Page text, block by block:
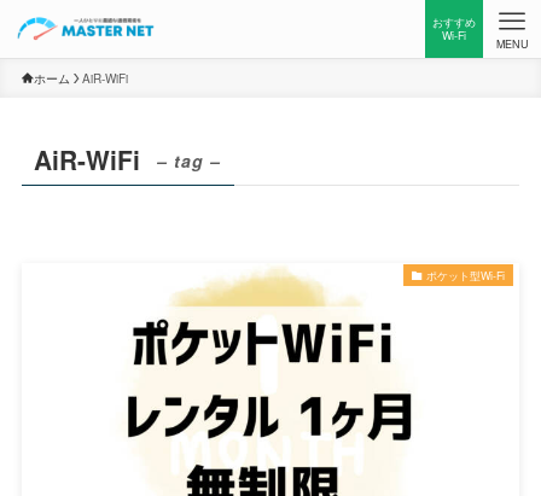
おすすめ
Wi-Fi
MENU
ホーム AiR-WiFi
AiR-WiFi – tag –
ポケット型Wi-Fi